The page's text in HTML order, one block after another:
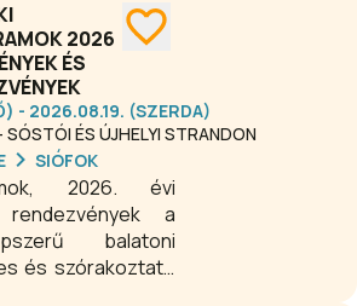
2026
ÉS
- 2026.08.19. (SZERDA)
ÉS ÚJHELYI STRANDON
SIÓFOK
2026. évi
a
balatoni
és szórakoztató